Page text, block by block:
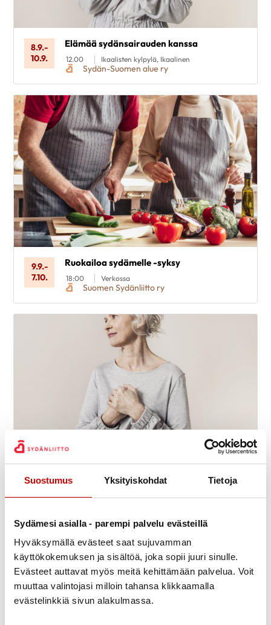
Suostumus Yksityiskohdat Tietoja
Sydämesi asialla - parempi palvelu evästeillä
Hyväksymällä evästeet saat sujuvamman
käyttökokemuksen ja sisältöä, joka sopii juuri sinulle.
Evästeet auttavat myös meitä kehittämään palvelua. Voit
muuttaa valintojasi milloin tahansa klikkaamalla
evästelinkkiä sivun alakulmassa.
8.9.-
10.9.
Elämää sydänsairauden kanssa
12.00 Ikaalisten kylpylä, Ikaalinen
Sydän-Suomen alue ry
9.9.-
7.10.
Ruokailoa sydämelle -syksy
18:00 Verkossa
Suomen Sydänliitto ry
9.9.-
11.9.
Sydänkurssi vähävaraisille
11:30
Meri-Karinan hyvinvointikeskus